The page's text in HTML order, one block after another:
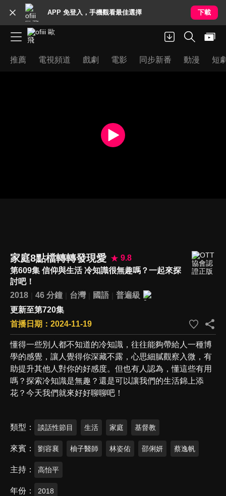
APP 免登入，手機觀看最佳選擇 下載
推薦 電視頻道 戲劇 電影 同步新番 動漫 短
家庭8點檔轉轉發現愛
9.8
第609集 信仰與生活 冷知識很無趣嗎？一起來探
討吧！
2018
46 分鐘 台灣 國語
普遍級
更新至第720集
首播日期：2024-11-19
懂得一些別人都不知道的冷知識，往往能夠帶給人一種博
學的感覺，讓人覺得你深藏不露，心思細膩觀察入微，有
助提升其他人對你的好感度。但也有人認為，懂這些有用
嗎？探索冷知識是無趣？還是可以讓我們的生活錦上添
花？今天我們就來好好聊聊吧！
類型 談話性節目 生活 家庭 基督教
來賓 劉容襄 柚子醫師 林姿佑 邵俐妍 蔡逸帆
主持 高怡平
年份 2018